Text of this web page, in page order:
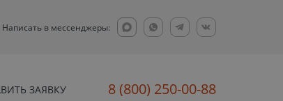
Написать в мессенджеры:
ЗАЯВКУ 8 (800) 250-00-88